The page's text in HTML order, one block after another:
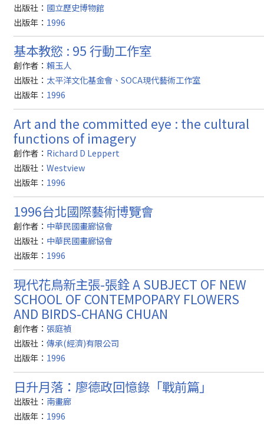
出版社： 國立歷史博物館
出版年： 1996
基本教慾 : 95 行動工作室
創作者： 賴玉人
出版社： 太平洋文化基金會、SOCA現代藝術工作室
出版年： 1996
Art and the committed eye : the cultural
functions of imagery
創作者： Richard D Leppert
出版社： Westview
出版年： 1996
1996台北國際藝術博覽會
創作者： 中華民國畫廊協會
出版社： 中華民國畫廊協會
出版年： 1996
現代花鳥新主張-張銓 A SUBJECT OF NEW
SCHOOL OF CONTEMPOPARY FLOWERS
AND BIRDS-CHANG CHUAN
創作者： 張庭禎
出版社： 傳承(經濟)有限公司
出版年： 1996
日升月落：廖德政回憶錄「戰前篇」
出版社： 南畫廊
出版年： 1996